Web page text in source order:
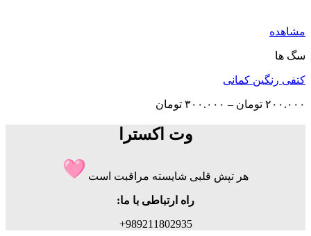
مشاهده
سگ ها
کتفی رنگین کمانی
۲۰۰.۰۰۰ تومان – ۳۰۰.۰۰۰ تومان
وت اکسترا
هر تپش قلبی شایسته مراقبت است
راه ارتباطی با ما:
989211802935+